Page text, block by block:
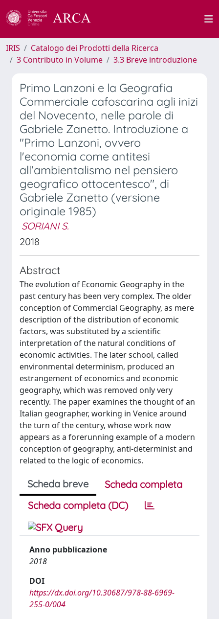
IRIS
Catalogo dei Prodotti della Ricerca
3 Contributo in Volume
3.3 Breve introduzione
Primo Lanzoni e la Geografia
Commerciale cafoscarina agli inizi
del Novecento, nelle parole di
Gabriele Zanetto. Introduzione a
"Primo Lanzoni, ovvero
l'economia come antitesi
all'ambientalismo nel pensiero
geografico ottocentesco", di
Gabriele Zanetto (versione
originale 1985)
SORIANI S.
2018
Abstract
The evolution of Economic Geography in the
past century has been very complex. The older
conception of Commercial Geography, as mere
description of the distribution of economic
factors, was substituted by a scientific
interpretation of the natural conditions of
economic activities. The later school, called
environmental determinism, produced an
estrangement of economics and economic
geography, which was removed only very
recently. The paper examines the thought of an
Italian geographer, working in Venice around
the turn of the century, whose work now
appears as a forerunning example of a modern
conception of geography, anti-determinist and
related to the logic of economics.
Scheda breve
Scheda completa
Scheda completa (DC)
Anno pubblicazione
2018
DOI
https://dx.doi.org/10.30687/978-88-6969-
255-0/004